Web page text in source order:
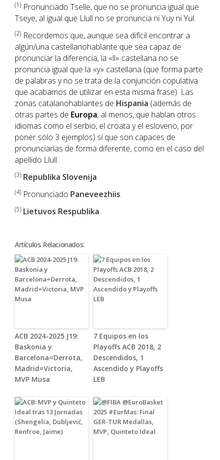
(1) Pronunciado Tselle, que no se pronuncia igual que
Tseye, al igual que Llull no se pronuncia ni Yuy ni Yul.
(2) Recordemos que, aunque sea difícil encontrar a
algún/una castellanohablante que sea capaz de
pronunciar la diferencia, la «ll» castellana no se
pronuncia igual que la «y» castellana (que forma parte
de palabras y no se trata de la conjunción copulativa
que acabamos de utilizar en esta misma frase). Las
zonas catalanohablantes de Hispania (además de
otras partes de Europa, al menos, que hablan otros
idiomas como el serbio, el croata y el esloveno, por
poner sólo 3 ejemplos) sí que son capaces de
pronunciarlas de forma diferente, como en el caso del
apellido Llull.
(3) Republika Slovenija
(4) Pronunciado Paneveezhiis.
(5) Lietuvos Respublika
Artículos Relacionados:
ACB 2024-2025 J19:
Baskonia y
Barcelona=Derrota,
Madrid=Victoria,
MVP Musa
7 Equipos en los
Playoffs ACB 2018, 2
Descendidos, 1
Ascendido y Playoffs
LEB